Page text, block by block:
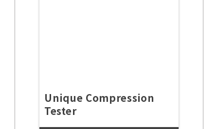
Unique Compression
Tester